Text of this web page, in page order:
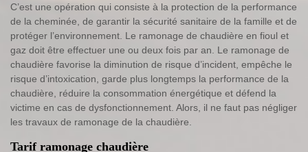
C’est une opération qui consiste à la protection de la performance
de la cheminée, de garantir la sécurité sanitaire de la famille et de
protéger l’environnement. Le ramonage de chaudière en fioul et
gaz doit être effectuer une ou deux fois par an. Le ramonage de
chaudière favorise la diminution de risque d’incident, empêche le
risque d’intoxication, garde plus longtemps la performance de la
chaudière, réduire la consommation énergétique et défend la
victime en cas de dysfonctionnement. Alors, il ne faut pas négliger
les travaux de ramonage de la chaudière.
Tarif ramonage chaudière